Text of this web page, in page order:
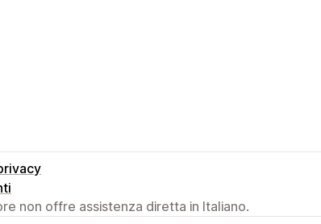
non offre assistenza diretta in Italiano.